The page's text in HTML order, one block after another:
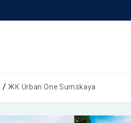
ЖК Urban One Sumskaya